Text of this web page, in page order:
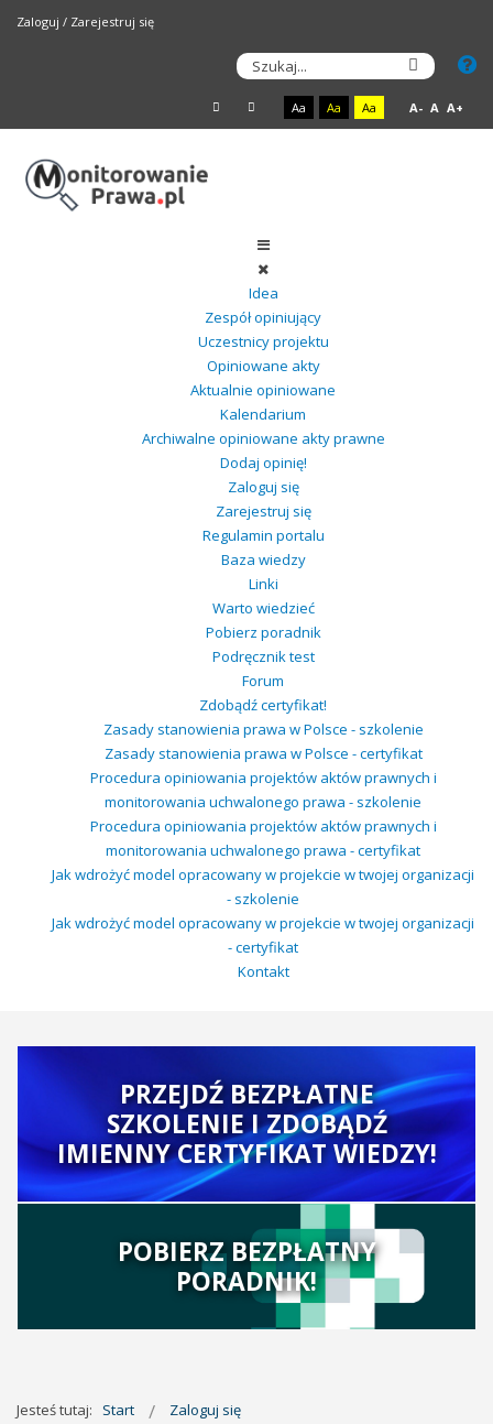
Zaloguj / Zarejestruj się
Aa Aa Aa A- A A+
Idea
Zespół opiniujący
Uczestnicy projektu
Opiniowane akty
Aktualnie opiniowane
Kalendarium
Archiwalne opiniowane akty prawne
Dodaj opinię!
Zaloguj się
Zarejestruj się
Regulamin portalu
Baza wiedzy
Linki
Warto wiedzieć
Pobierz poradnik
Podręcznik test
Forum
Zdobądź certyfikat!
Zasady stanowienia prawa w Polsce - szkolenie
Zasady stanowienia prawa w Polsce - certyfikat
Procedura opiniowania projektów aktów prawnych i
monitorowania uchwalonego prawa - szkolenie
Procedura opiniowania projektów aktów prawnych i
monitorowania uchwalonego prawa - certyfikat
Jak wdrożyć model opracowany w projekcie w twojej organizacji
- szkolenie
Jak wdrożyć model opracowany w projekcie w twojej organizacji
- certyfikat
Kontakt
PRZEJDŹ BEZPŁATNE
SZKOLENIE I ZDOBĄDŹ
IMIENNY CERTYFIKAT WIEDZY!
POBIERZ BEZPŁATNY
PORADNIK!
Jesteś tutaj: Start Zaloguj się